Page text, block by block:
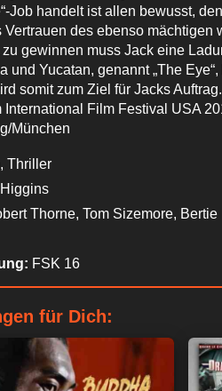
o. a.
gelten
Job handelt ist allen bewusst,
Vertrauen des ebenso mächtigen
gewinnen muss Jack eine
und Yucatan, genannt „The
somit zum Ziel für Jacks
Film Festival USA
München
Thriller
Thorne, Tom Sizemore,
FSK 16
für Dich: